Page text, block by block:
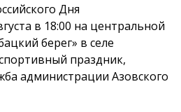
Дня
в 18:00 на центральной
берег» в селе
праздник,
администрации Азовского